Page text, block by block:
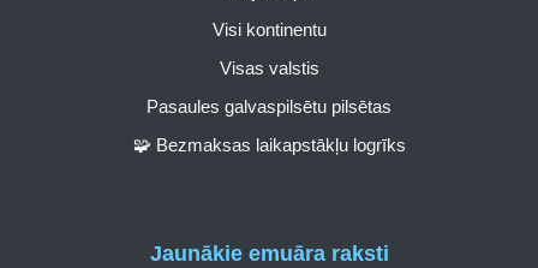
Visi kontinentu
Visas valstis
Pasaules galvaspilsētu pilsētas
🧩 Bezmaksas laikapstākļu logrīks
Jaunākie emuāra raksti